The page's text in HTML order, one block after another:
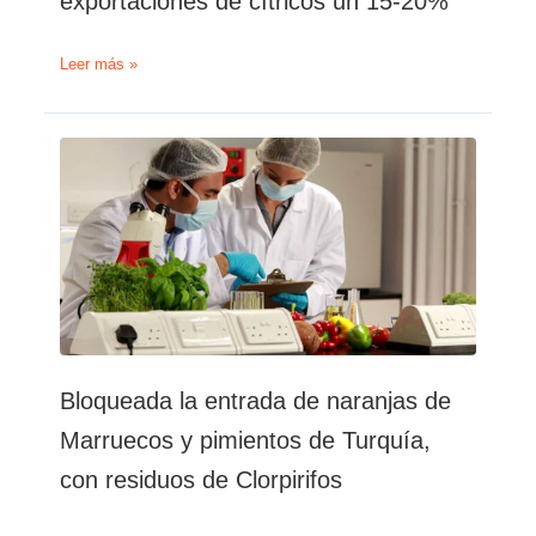
Marruecos
las
exportaciones
un
15-
20%
Leer más »
Bloqueada la entrada de naranjas de
Marruecos y pimientos de Turquía,
con residuos de Clorpirifos